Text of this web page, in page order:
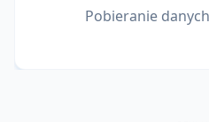
Pobieranie